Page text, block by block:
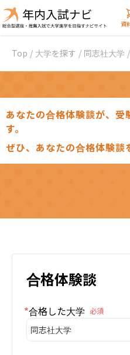
資
Top / 大学を探す / 同志社大学 /
あなたの合格体験談が、
す。
ぜひ、あなたの合格体験談
合格体験談
*合格した大学 必須
同志社大学